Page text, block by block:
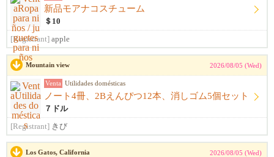
新品モアナコスチューム
＄10
[Registrant] apple
Mountain view 2026/08/05 (Wed)
Venta Utilidades domésticas
ノート4冊、2Bえんぴつ12本、消しゴム5個セット
７ドル
[Registrant] きび
Los Gatos, California 2026/08/05 (Wed)